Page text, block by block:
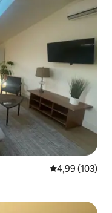
Gemiddelde
4,99 (103)